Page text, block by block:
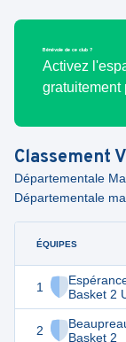
Bénévole de ce club ?
Activez
gratuitement
Classement
Départementale
Départementale
ÉQUIPES
1
Basket 2
2
Basket 2